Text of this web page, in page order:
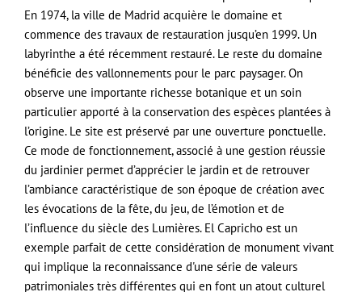
En 1974, la ville de Madrid acquière le domaine et
commence des travaux de restauration jusqu’en 1999. Un
labyrinthe a été récemment restauré. Le reste du domaine
bénéficie des vallonnements pour le parc paysager. On
observe une importante richesse botanique et un soin
particulier apporté à la conservation des espèces plantées à
l’origine. Le site est préservé par une ouverture ponctuelle.
Ce mode de fonctionnement, associé à une gestion réussie
du jardinier permet d’apprécier le jardin et de retrouver
l’ambiance caractéristique de son époque de création avec
les évocations de la fête, du jeu, de l’émotion et de
l’influence du siècle des Lumières. El Capricho est un
exemple parfait de cette considération de monument vivant
qui implique la reconnaissance d'une série de valeurs
patrimoniales très différentes qui en font un atout culturel